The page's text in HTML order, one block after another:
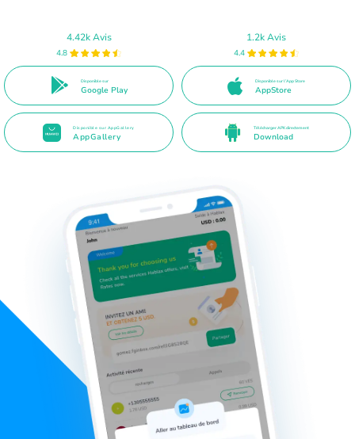
4.42k Avis
4.8
Disponible sur
Google Play
1.2k Avis
4.4
Disponible sur l’App Store
AppStore
Disponible sur AppGallery
AppGallery
Télécharger APK directement
Download